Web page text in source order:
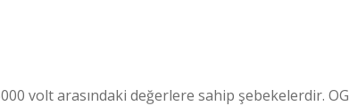
volt arasındaki değerlere sahip şebekelerdir. OG